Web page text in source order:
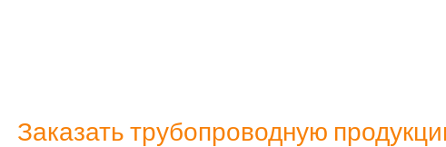
Заказать трубопроводную